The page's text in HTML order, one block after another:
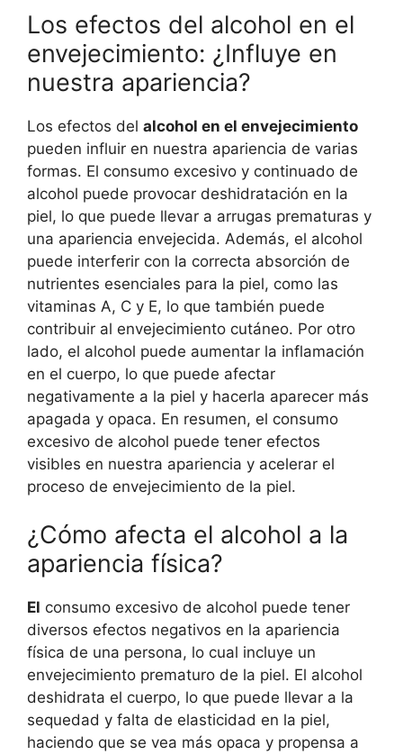
Los efectos del alcohol en el
envejecimiento: ¿Influye en
nuestra apariencia?
Los efectos del alcohol en el envejecimiento
pueden influir en nuestra apariencia de varias
formas. El consumo excesivo y continuado de
alcohol puede provocar deshidratación en la
piel, lo que puede llevar a arrugas prematuras y
una apariencia envejecida. Además, el alcohol
puede interferir con la correcta absorción de
nutrientes esenciales para la piel, como las
vitaminas A, C y E, lo que también puede
contribuir al envejecimiento cutáneo. Por otro
lado, el alcohol puede aumentar la inflamación
en el cuerpo, lo que puede afectar
negativamente a la piel y hacerla aparecer más
apagada y opaca. En resumen, el consumo
excesivo de alcohol puede tener efectos
visibles en nuestra apariencia y acelerar el
proceso de envejecimiento de la piel.
¿Cómo afecta el alcohol a la
apariencia física?
El consumo excesivo de alcohol puede tener
diversos efectos negativos en la apariencia
física de una persona, lo cual incluye un
envejecimiento prematuro de la piel. El alcohol
deshidrata el cuerpo, lo que puede llevar a la
sequedad y falta de elasticidad en la piel,
haciendo que se vea más opaca y propensa a